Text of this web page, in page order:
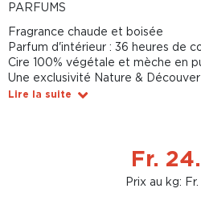
PARFUMS
Fragrance chaude et boisée
Parfum d'intérieur : 36 heures de
Cire 100% végétale et mèche en
Une exclusivité Nature &
Lire la suite
Fr.
Prix au kg: Fr.